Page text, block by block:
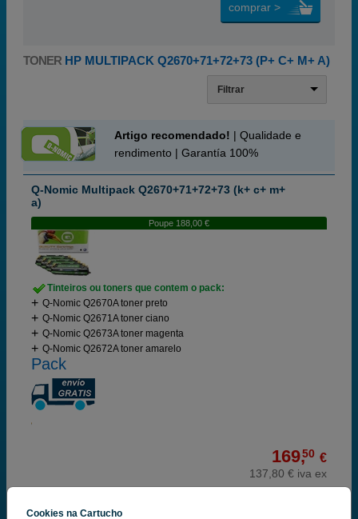
comprar >
TONER HP MULTIPACK Q2670+71+72+73 (P+ C+ M+ A)
Filtrar
Artigo recomendado! | Qualidade e
rendimento | Garantía 100%
Q-Nomic Multipack Q2670+71+72+73 (k+ c+ m+
a)
Poupe 188,00 €
Tinteiros ou toners que contem o pack:
Q-Nomic Q2670A toner preto
Q-Nomic Q2671A toner ciano
Q-Nomic Q2673A toner magenta
Q-Nomic Q2672A toner amarelo
Pack
169,50 €
137,80 € iva ex
Cookies na Cartucho